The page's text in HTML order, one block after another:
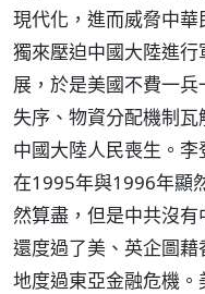
現代化，進而威脅中
獨來壓迫中國大陸進
展，於是美國不費一
失序、物資分配機制
中國大陸人民喪生。
在1995年與1996年顯
然算盡，但是中共沒
還度過了美、英企圖
地度過東亞金融危機